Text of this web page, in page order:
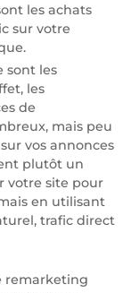
les achats
sur votre
sont les
les
de
mais peu
vos annonces
plutôt un
votre site pour
en utilisant
trafic direct
remarketing